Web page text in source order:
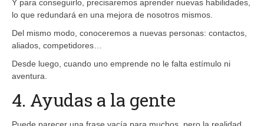
Y para conseguirlo, precisaremos aprender nuevas habilidades,
lo que redundará en una mejora de nosotros mismos.
Del mismo modo, conoceremos a nuevas personas: contactos,
aliados, competidores…
Desde luego, cuando uno emprende no le falta estímulo ni
aventura.
4. Ayudas a la gente
Puede parecer una frase vacía para muchos, pero la realidad